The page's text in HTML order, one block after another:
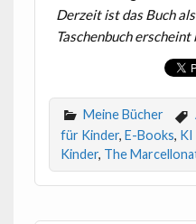
Derzeit ist das Buch
Taschenbuch erscheint
Meine Bücher
für Kinder, E-Books, KI
Kinder, The